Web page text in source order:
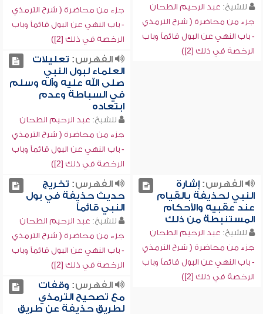
للشيخ: عبد الرحيم الطحان
جزء من محاضرة ( شرح الترمذي
- باب النهي عن البول قائماً وباب
الرخصة في ذلك [2])
جزء من محاضرة ( شرح الترمذي
- باب النهي عن البول قائماً وباب
الرخصة في ذلك [2])
الفهرس: تعليلات
العلماء لبول النبي
صلى الله عليه وآله وسلم
في السباطة وعدم
ابتعاده
للشيخ: عبد الرحيم الطحان
جزء من محاضرة ( شرح الترمذي
- باب النهي عن البول قائماً وباب
الرخصة في ذلك [2])
الفهرس:إشارة
النبي لحذيفة بالقيام
عند عقبيه والأحكام
المستنبطة من ذلك
للشيخ: عبد الرحيم الطحان
جزء من محاضرة ( شرح الترمذي
- باب النهي عن البول قائماً وباب
الرخصة في ذلك [2])
الفهرس: تخريج
حديث حذيفة في بول
النبي قائماً
للشيخ: عبد الرحيم الطحان
جزء من محاضرة ( شرح الترمذي
- باب النهي عن البول قائماً وباب
الرخصة في ذلك [2])
الفهرس: وقفات
مع تصحيح الترمذي
لطريق حذيفة عن طريق